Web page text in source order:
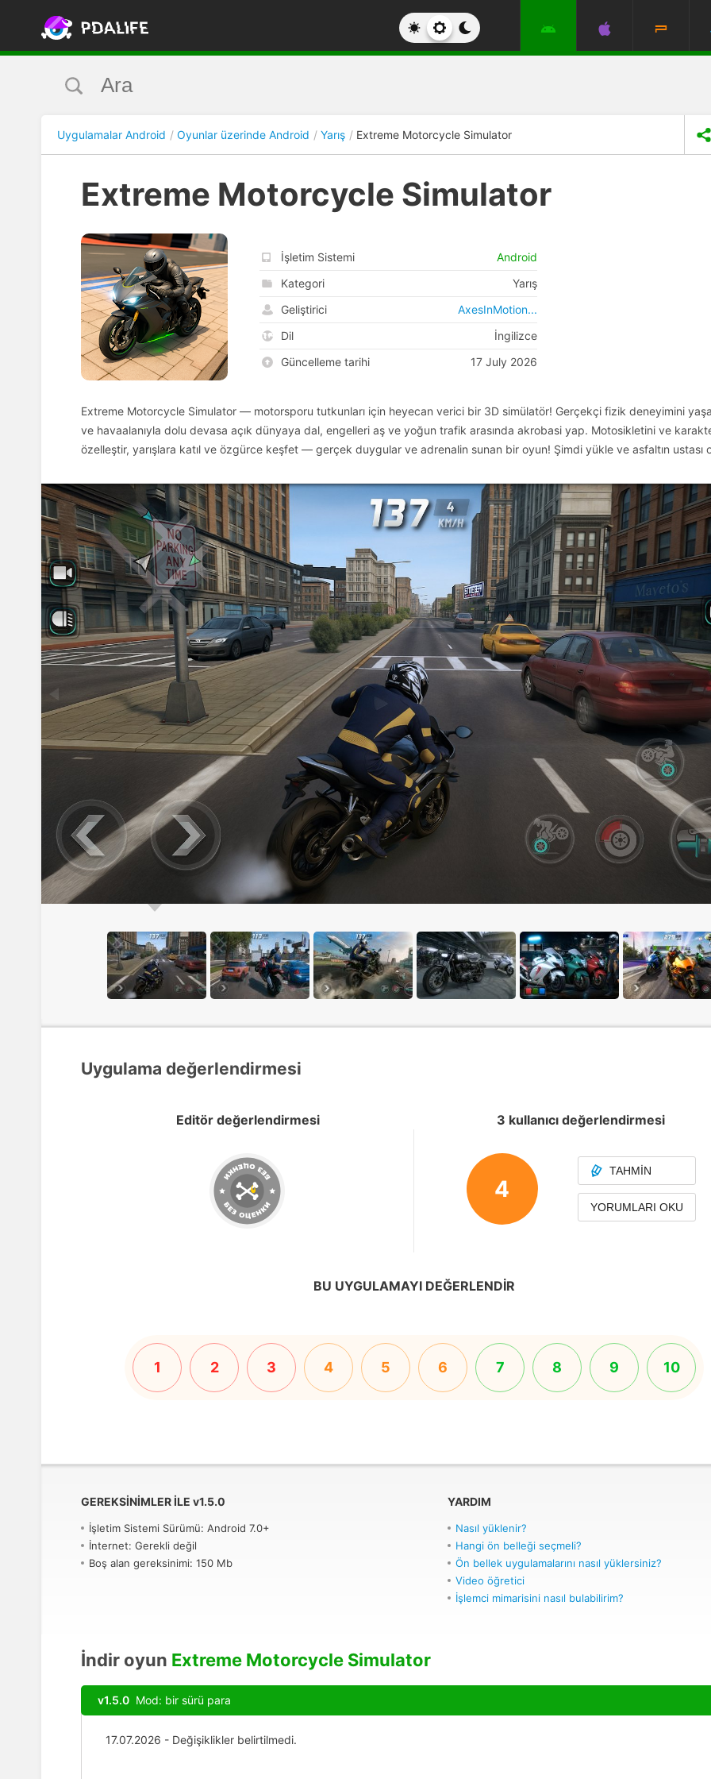
Uygulamalar Android Oyunlar üzerinde Android Yarış Extreme Motorcycle Simulator
Extreme Motorcycle Simulator
İşletim Sistemi
Android
Kategori
Yarış
Geliştirici
AxesInMotion...
Dil
İngilizce
Güncelleme tarihi
17 July 2026
Extreme Motorcycle Simulator — motorsporu tutkunları için heyecan verici bir 3D simülatör! Gerçekçi fizik deneyimini
ve havaalanıyla dolu devasa açık dünyaya dal, engelleri aş ve yoğun trafik arasında akrobasi yap. Motosikletini ve
özelleştir, yarışlara katıl ve özgürce keşfet — gerçek duygular ve adrenalin sunan bir oyun! Şimdi yükle ve asfaltın ustası
Uygulama değerlendirmesi
Editör değerlendirmesi 3 kullanıcı değerlendirmesi
4
TAHMIN
YORUMLARI OKU
BU UYGULAMAYI DEĞERLENDIR
1 2 3 4 5 6 7 8 9 10
GEREKSINIMLER ILE v1.5.0
İşletim Sistemi Sürümü: Android 7.0+
İnternet: Gerekli değil
Boş alan gereksinimi: 150 Mb
YARDIM
Nasıl yüklenir?
Hangi ön belleği seçmeli?
Ön bellek uygulamalarını nasıl yüklersiniz?
Video öğretici
İşlemci mimarisini nasıl bulabilirim?
İndir oyun Extreme Motorcycle Simulator
v1.5.0 Mod: bir sürü para
17.07.2026 - Değişiklikler belirtilmedi.